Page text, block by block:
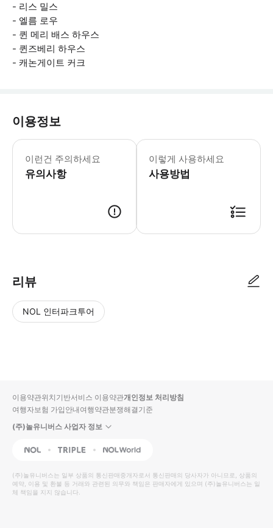
- 리스 밀스
- 엘름 로우
- 퀸 메리 배스 하우스
- 퀸즈베리 하우스
- 캐논게이트 커크
이용정보
이런건 주의하세요
유의사항
도시 관광: 4월 - 6월 / 9월 - 10월: 오
이렇게 사용하세요
사용방법
리뷰
NOL 인터파크투어
입니
다.
높
은
순
동
영
상
순
상
이용약관위치기반서비스 이용약관개인정보 처리방침
여행자보험 가입안내여행약관분쟁해결기준
(주)놀유니버스 사업자 정보
NOL Triple Interpark Global
(주)놀유니버스는 일부 상품의 통신판매중개자로서 통신판매의 당사자가 아니므로, 상품의
예약, 이용 및 환불 등 거래와 관련된 의무와 책임은 판매자에게 있으며 (주)놀유니버스는 일
체 책임을 지지 않습니다.